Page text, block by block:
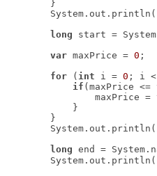
        System.out.println(
long
var maxPrice = 0
for ( int i = 0
if
        System.out.println(
long
        System.out.println(